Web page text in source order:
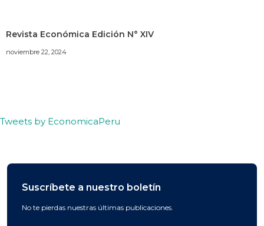
Revista Económica Edición N° XIV
noviembre 22, 2024
Tweets by EconomicaPeru
Suscríbete a nuestro boletín
No te pierdas nuestras últimas publicaciones.